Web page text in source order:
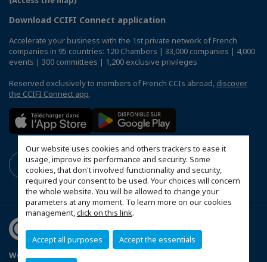
Our website uses cookies and others trackers to ease it
usage, improve its performance and security. Some
cookies, that don't involved functionnality and security,
required your consent to be used. Your choices will concern
the whole website. You will be allowed to change your
parameters at any moment. To learn more on our cookies
management,click on this link.
Accept all purposes Accept the essentials
Download CCIFI Connect application
Accelerate your business with the 1st private network of French
companies in 95 countries: 120 Chambers | 33,000 companies | 4,000
events | 300 committees | 1,200 exclusive privileges
Reserved exclusively to members of French CCIs abroad, discover
the CCIFI Connect app.
Webhelytérkép